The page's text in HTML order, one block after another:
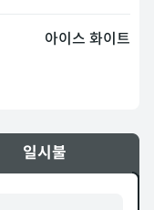
아이스 화이트
일시불